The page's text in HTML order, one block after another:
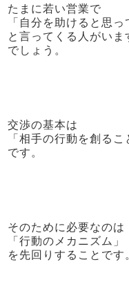
たまに若い営業で
「自分を助けると思
と言ってくる人がい
でしょう。
交渉の基本は
「相手の行動を創るこ
です。
そのために必要なのは
「行動のメカニズム」
を先回りすることです